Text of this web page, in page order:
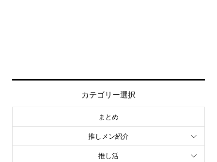
カテゴリー選択
まとめ
推しメン紹介
推し活